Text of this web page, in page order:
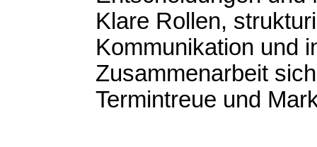
Klare Rollen,
Kommunikation und
Zusammenarbeit
Termintreue und